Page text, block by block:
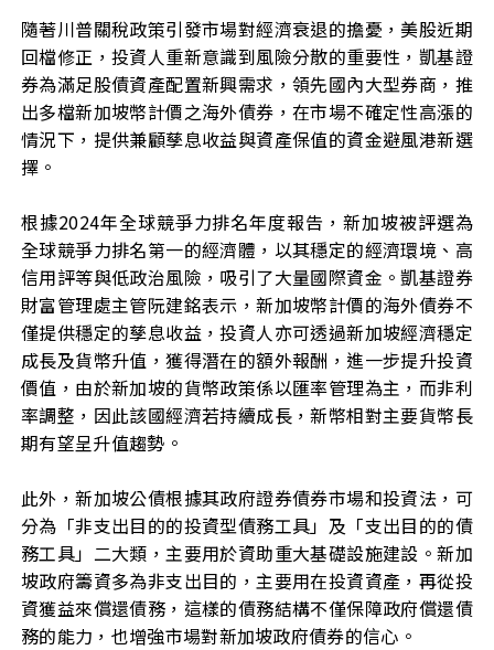
隨著川普關稅政策引發市場對經濟衰退的擔憂，美股近期
回檔修正，投資人重新意識到風險分散的重要性，凱基證
券為滿足股債資產配置新興需求，領先國內大型券商，推
出多檔新加坡幣計價之海外債券，在市場不確定性高漲的
情況下，提供兼顧孳息收益與資產保值的資金避風港新選
擇。
根據2024年全球競爭力排名年度報告，新加坡被評選為
全球競爭力排名第一的經濟體，以其穩定的經濟環境、高
信用評等與低政治風險，吸引了大量國際資金。凱基證券
財富管理處主管阮建銘表示，新加坡幣計價的海外債券不
僅提供穩定的孳息收益，投資人亦可透過新加坡經濟穩定
成長及貨幣升值，獲得潛在的額外報酬，進一步提升投資
價值，由於新加坡的貨幣政策係以匯率管理為主，而非利
率調整，因此該國經濟若持續成長，新幣相對主要貨幣長
期有望呈升值趨勢。
此外，新加坡公債根據其政府證券債券市場和投資法，可
分為「非支出目的的投資型債務工具」及「支出目的的債
務工具」二大類，主要用於資助重大基礎設施建設。新加
坡政府籌資多為非支出目的，主要用在投資資產，再從投
資獲益來償還債務，這樣的債務結構不僅保障政府償還債
務的能力，也增強市場對新加坡政府債券的信心。